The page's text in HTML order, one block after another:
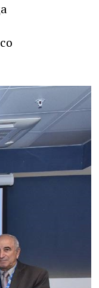
со